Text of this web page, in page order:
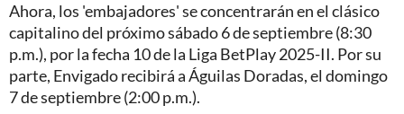
Ahora, los 'embajadores' se concentrarán en el clásico
capitalino del próximo sábado 6 de septiembre (8:30
p.m.), por la fecha 10 de la Liga BetPlay 2025-II. Por su
parte, Envigado recibirá a Águilas Doradas, el domingo
7 de septiembre (2:00 p.m.).